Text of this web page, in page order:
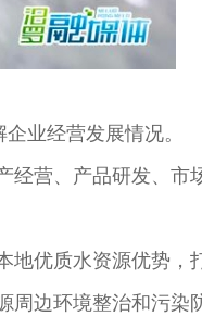
业经营发展情况。
营、产品研发、市
优质水资源优势，
周边环境整治和污染